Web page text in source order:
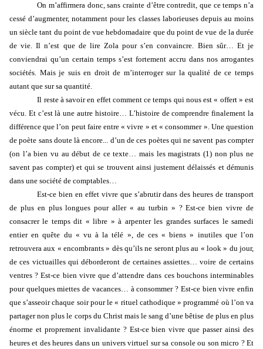
On m’affirmera donc, sans crainte d’être contredit, que ce temps n’a
cessé d’augmenter, notamment pour les classes laborieuses depuis au moins
un siècle tant du point de vue hebdomadaire que du point de vue de la durée
de vie. Il n’est que de lire Zola pour s’en convaincre. Bien sûr… Et je
conviendrai qu’un certain temps s’est fortement accru dans nos arrogantes
sociétés. Mais je suis en droit de m’interroger sur la qualité de ce temps
autant que sur sa quantité.
Il reste à savoir en effet comment ce temps qui nous est « offert » est
vécu. Et c’est là une autre histoire… L’histoire de comprendre finalement la
différence que l’on peut faire entre « vivre » et « consommer ». Une question
de poète sans doute là encore... d’un de ces poètes qui ne savent pas compter
(on l’a bien vu au début de ce texte… mais les magistrats (1) non plus ne
savent pas compter) et qui se trouvent ainsi justement délaissés et démunis
dans une société de comptables…
Est-ce bien en effet vivre que s’abrutir dans des heures de transport
de plus en plus longues pour aller « au turbin » ? Est-ce bien vivre de
consacrer le temps dit « libre » à arpenter les grandes surfaces le samedi
entier en quête du « vu à la télé », de ces « biens » inutiles que l’on
retrouvera aux « encombrants » dès qu’ils ne seront plus au « look » du jour,
de ces victuailles qui déborderont de certaines assiettes… voire de certains
ventres ? Est-ce bien vivre que d’attendre dans ces bouchons interminables
pour quelques miettes de vacances… à consommer ? Est-ce bien vivre enfin
que s’asseoir chaque soir pour le « rituel cathodique » programmé où l’on va
partager non plus le corps du Christ mais le sang d’une bêtise de plus en plus
énorme et proprement invalidante ? Est-ce bien vivre que passer ainsi des
heures et des heures dans un univers virtuel sur sa console ou son micro ? Et